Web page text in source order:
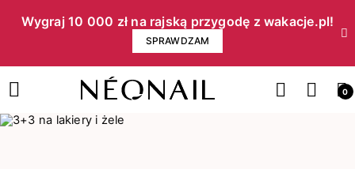
Wygraj 10 000 zł na rajską przygodę z wakacje.pl!​
SPRAWDZAM
0